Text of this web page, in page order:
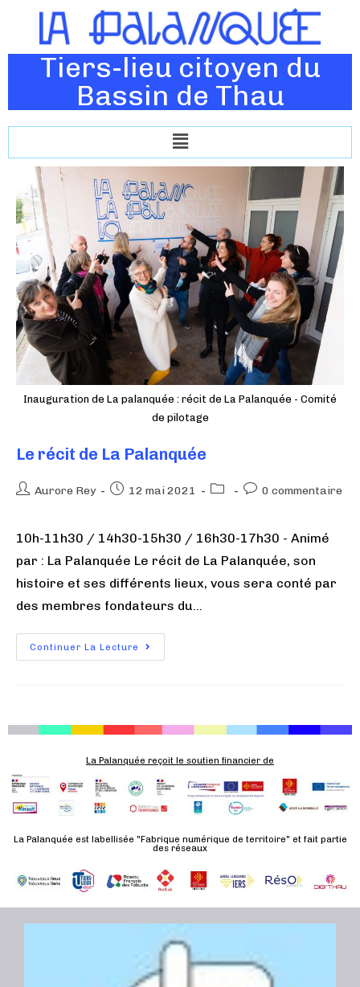
Tiers-lieu citoyen du
Bassin de Thau
Inauguration de La palanquée : récit de La Palanquée - Comité
de pilotage
Le récit de La Palanquée
Aurore Rey 12 mai 2021 0 commentaire
10h-11h30 / 14h30-15h30 / 16h30-17h30 - Animé
par : La Palanquée Le récit de La Palanquée, son
histoire et ses différents lieux, vous sera conté par
des membres fondateurs du…
Continuer La Lecture
La Palanquée reçoit le soutien financier de
La Palanquée est labellisée "Fabrique numérique de territoire" et fait partie
des réseaux